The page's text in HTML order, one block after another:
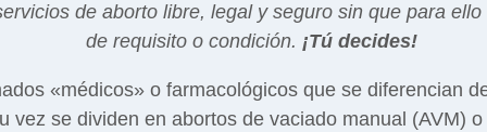
de aborto libre, legal y seguro sin que para
de requisito o condición. ¡Tú decides!
«médicos» o farmacológicos que se diferencian
vez se dividen en abortos de vaciado manual (AVM)